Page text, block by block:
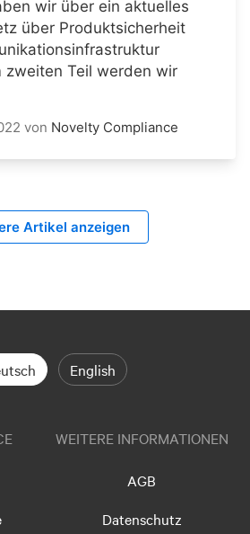
wir über ein aktuelles
über Produktsicherheit
zweiten Teil werden wir
von Novelty Compliance
Artikel anzeigen
English
WEITERE INFORMATIONEN
AGB
Datenschutz